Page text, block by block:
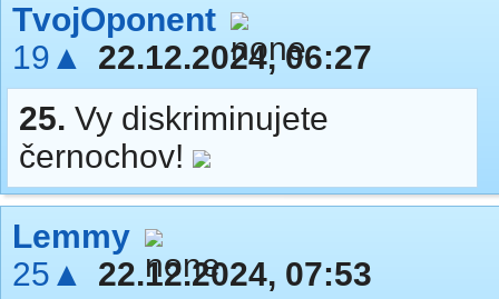
TvojOponent
19▲
22.12.2024, 06:27
25. Vy diskriminujete
černochov!
Lemmy
25▲
22.12.2024, 07:53